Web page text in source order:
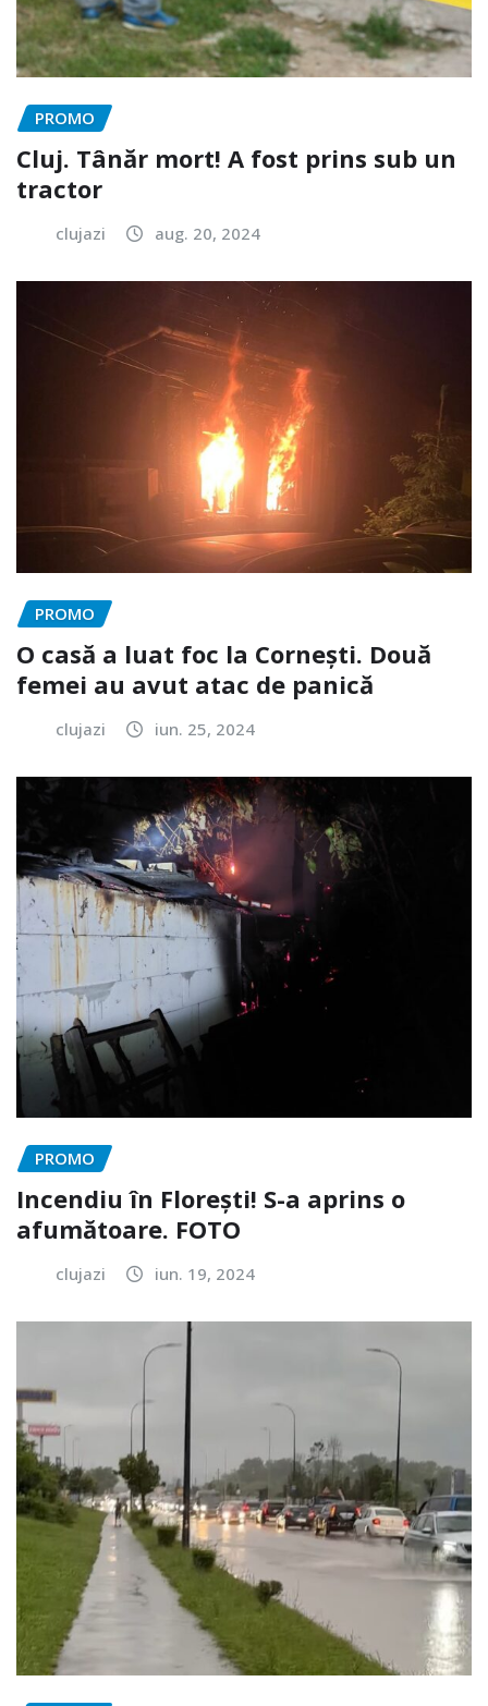
PROMO
Cluj. Tânăr mort! A fost prins sub un
tractor
clujazi aug. 20, 2024
PROMO
O casă a luat foc la Cornești. Două
femei au avut atac de panică
clujazi iun. 25, 2024
PROMO
Incendiu în Florești! S-a aprins o
afumătoare. FOTO
clujazi iun. 19, 2024